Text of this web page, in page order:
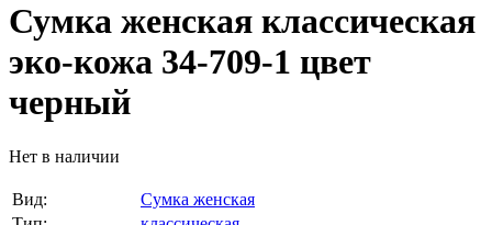
Сумка женская классическая
эко-кожа 34-709-1 цвет
черный
Нет в наличии
Вид:
Сумка женская